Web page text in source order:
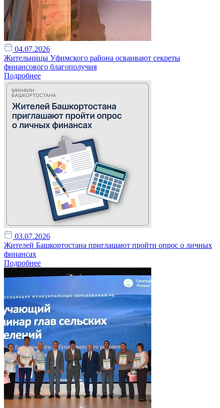
04.07.2026
Жительницы Уфимского района осваивают секреты
финансового благополучия
Подробнее
03.07.2026
Жителей Башкортостана приглашают пройти опрос о личных
финансах
Подробнее